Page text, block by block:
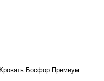
Кровать Босфор Премиум